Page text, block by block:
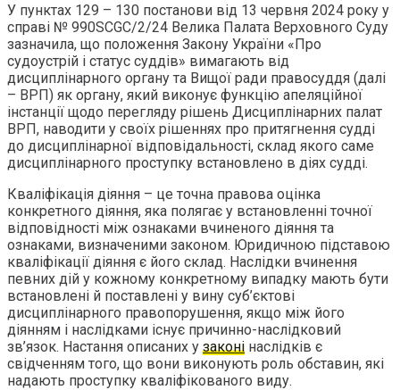
У пунктах 129 – 130 постанови від 13 червня 2024 року у
справі № 990SCGC/2/24 Велика Палата Верховного Суду
зазначила, що положення Закону України «Про
судоустрій і статус суддів» вимагають від
дисциплінарного органу та Вищої ради правосуддя (далі
– ВРП) як органу, який виконує функцію апеляційної
інстанції щодо перегляду рішень Дисциплінарних палат
ВРП, наводити у своїх рішеннях про притягнення судді
до дисциплінарної відповідальності, склад якого саме
дисциплінарного проступку встановлено в діях судді.
Кваліфікація діяння – це точна правова оцінка
конкретного діяння, яка полягає у встановленні точної
відповідності між ознаками вчиненого діяння та
ознаками, визначеними законом. Юридичною підставою
кваліфікації діяння є його склад. Наслідки вчинення
певних дій у кожному конкретному випадку мають бути
встановлені й поставлені у вину суб’єктові
дисциплінарного правопорушення, якщо між його
діянням і наслідками існує причинно-наслідковий
зв’язок. Настання описаних у законі наслідків є
свідченням того, що вони виконують роль обставин, які
надають проступку кваліфікованого виду.